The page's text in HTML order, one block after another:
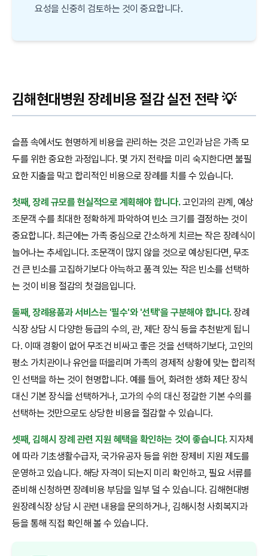
요성을 신중히 검토하는 것이 중요합니다.
김해현대병원 장례비용 절감 실전 전략 💡
슬픔 속에서도 현명하게 비용을 관리하는 것은 고인과 남은 가족 모
두를 위한 중요한 과정입니다. 몇 가지 전략을 미리 숙지한다면 불필
요한 지출을 막고 합리적인 비용으로 장례를 치를 수 있습니다.
첫째, 장례 규모를 현실적으로 계획해야 합니다.고인과의 관계, 예상
조문객 수를 최대한 정확하게 파악하여 빈소 크기를 결정하는 것이
중요합니다. 최근에는 가족 중심으로 간소하게 치르는 작은 장례식이
늘어나는 추세입니다. 조문객이 많지 않을 것으로 예상된다면, 무조
건 큰 빈소를 고집하기보다 아늑하고 품격 있는 작은 빈소를 선택하
는 것이 비용 절감의 첫걸음입니다.
둘째, 장례용품과 서비스는 '필수'와 '선택'을 구분해야 합니다.장례
식장 상담 시 다양한 등급의 수의, 관, 제단 장식 등을 추천받게 됩니
다. 이때 경황이 없어 무조건 비싸고 좋은 것을 선택하기보다, 고인의
평소 가치관이나 유언을 떠올리며 가족의 경제적 상황에 맞는 합리적
인 선택을 하는 것이 현명합니다. 예를 들어, 화려한 생화 제단 장식
대신 기본 장식을 선택하거나, 고가의 수의 대신 정갈한 기본 수의를
선택하는 것만으로도 상당한 비용을 절감할 수 있습니다.
셋째, 김해시 장례 관련 지원 혜택을 확인하는 것이 좋습니다.지자체
에 따라 기초생활수급자, 국가유공자 등을 위한 장제비 지원 제도를
운영하고 있습니다. 해당 자격이 되는지 미리 확인하고, 필요 서류를
준비해 신청하면 장례비용 부담을 일부 덜 수 있습니다. 김해현대병
원장례식장 상담 시 관련 내용을 문의하거나, 김해시청 사회복지과
등을 통해 직접 확인해 볼 수 있습니다.